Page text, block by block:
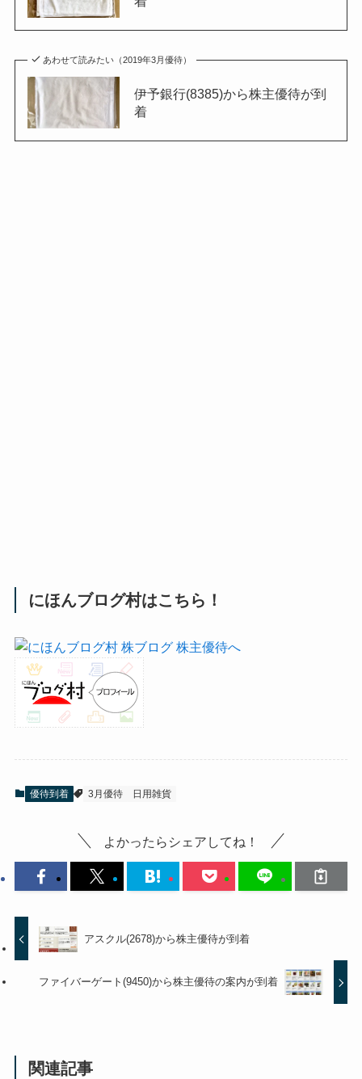
あわせて読みたい（2019年3月優待）
伊予銀行(8385)から株主優待が到
着
にほんブログ村はこちら！
優待到着 3月優待 日用雑貨
よかったらシェアしてね！
アスクル(2678)から株主優待が到着
ファイバーゲート(9450)から株主優待の案内が到着
関連記事